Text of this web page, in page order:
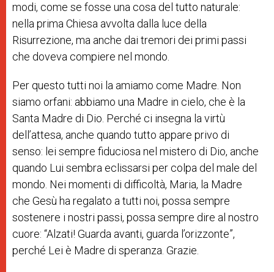
modi, come se fosse una cosa del tutto naturale:
nella prima Chiesa avvolta dalla luce della
Risurrezione, ma anche dai tremori dei primi passi
che doveva compiere nel mondo.
Per questo tutti noi la amiamo come Madre. Non
siamo orfani: abbiamo una Madre in cielo, che è la
Santa Madre di Dio. Perché ci insegna la virtù
dell’attesa, anche quando tutto appare privo di
senso: lei sempre fiduciosa nel mistero di Dio, anche
quando Lui sembra eclissarsi per colpa del male del
mondo. Nei momenti di difficoltà, Maria, la Madre
che Gesù ha regalato a tutti noi, possa sempre
sostenere i nostri passi, possa sempre dire al nostro
cuore: “Alzati! Guarda avanti, guarda l’orizzonte”,
perché Lei è Madre di speranza. Grazie.